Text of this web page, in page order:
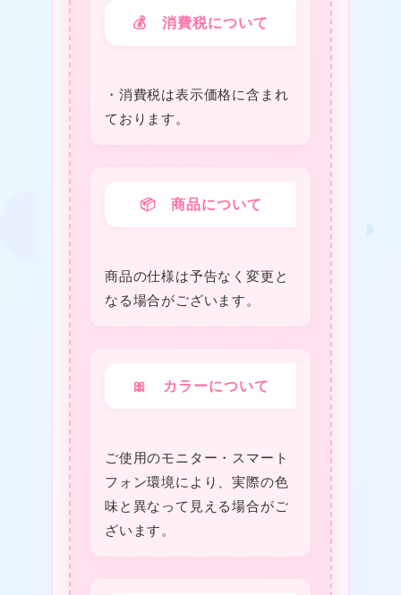
💰 消費税について
・消費税は表⽰価格に含まれ
ております。
📦 商品について
商品の仕様は予告なく変更と
なる場合がございます。
🎀 カラーについて
ご使用のモニター・スマート
フォン環境により、実際の色
味と異なって見える場合がご
ざいます。
★